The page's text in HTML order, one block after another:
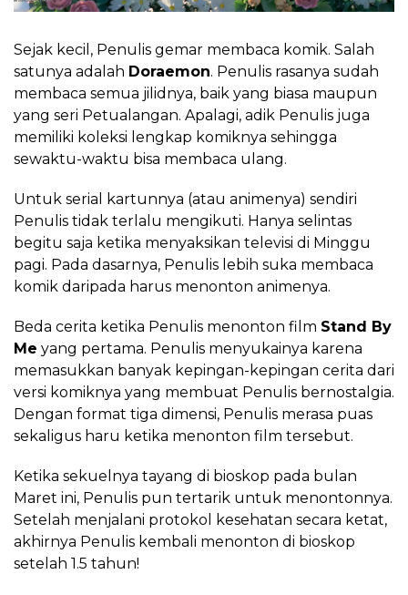
Sejak kecil, Penulis gemar membaca komik. Salah
satunya adalah Doraemon. Penulis rasanya sudah
membaca semua jilidnya, baik yang biasa maupun
yang seri Petualangan. Apalagi, adik Penulis juga
memiliki koleksi lengkap komiknya sehingga
sewaktu-waktu bisa membaca ulang.
Untuk serial kartunnya (atau animenya) sendiri
Penulis tidak terlalu mengikuti. Hanya selintas
begitu saja ketika menyaksikan televisi di Minggu
pagi. Pada dasarnya, Penulis lebih suka membaca
komik daripada harus menonton animenya.
Beda cerita ketika Penulis menonton film Stand By
Me yang pertama. Penulis menyukainya karena
memasukkan banyak kepingan-kepingan cerita dari
versi komiknya yang membuat Penulis bernostalgia.
Dengan format tiga dimensi, Penulis merasa puas
sekaligus haru ketika menonton film tersebut.
Ketika sekuelnya tayang di bioskop pada bulan
Maret ini, Penulis pun tertarik untuk menontonnya.
Setelah menjalani protokol kesehatan secara ketat,
akhirnya Penulis kembali menonton di bioskop
setelah 1.5 tahun!